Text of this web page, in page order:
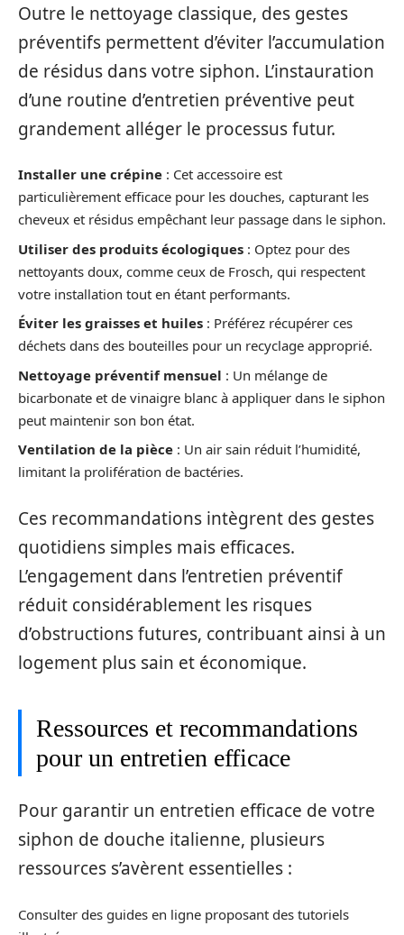
Outre le nettoyage classique, des gestes
préventifs permettent d’éviter l’accumulation
de résidus dans votre siphon. L’instauration
d’une routine d’entretien préventive peut
grandement alléger le processus futur.
Installer une crépine : Cet accessoire est
particulièrement efficace pour les douches, capturant les
cheveux et résidus empêchant leur passage dans le siphon.
Utiliser des produits écologiques : Optez pour des
nettoyants doux, comme ceux de Frosch, qui respectent
votre installation tout en étant performants.
Éviter les graisses et huiles : Préférez récupérer ces
déchets dans des bouteilles pour un recyclage approprié.
Nettoyage préventif mensuel : Un mélange de
bicarbonate et de vinaigre blanc à appliquer dans le siphon
peut maintenir son bon état.
Ventilation de la pièce : Un air sain réduit l’humidité,
limitant la prolifération de bactéries.
Ces recommandations intègrent des gestes
quotidiens simples mais efficaces.
L’engagement dans l’entretien préventif
réduit considérablement les risques
d’obstructions futures, contribuant ainsi à un
logement plus sain et économique.
Ressources et recommandations
pour un entretien efficace
Pour garantir un entretien efficace de votre
siphon de douche italienne, plusieurs
ressources s’avèrent essentielles :
Consulter des guides en ligne proposant des tutoriels